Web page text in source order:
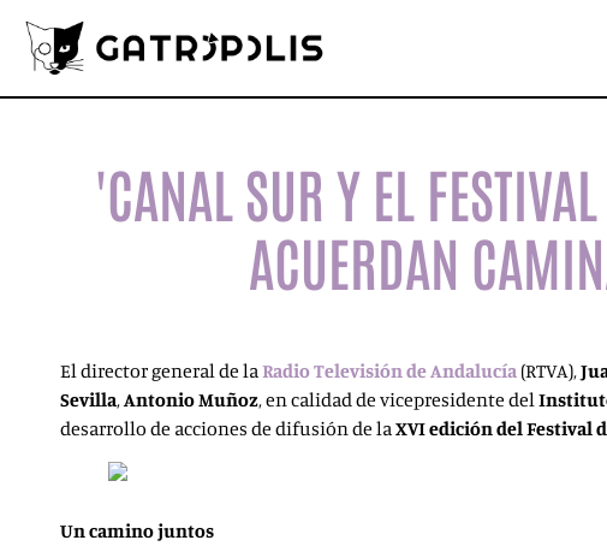
'CANAL SUR Y EL
ACUERDAN
El director general de laRadio Televisión deAndalucía (RTVA),
Sevilla,AntonioMuñoz, en calidad de vicepresidente del
desarrollo de acciones de difusión de laXVI edición del Festival
Un camino juntos